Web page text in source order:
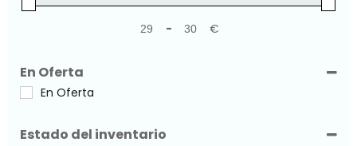
Minimum Price
- Maximum Price
€
En Oferta
En Oferta
Estado del inventario